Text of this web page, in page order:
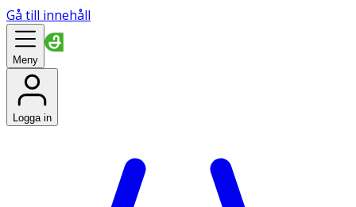
Gå till innehåll
Meny
Logga in